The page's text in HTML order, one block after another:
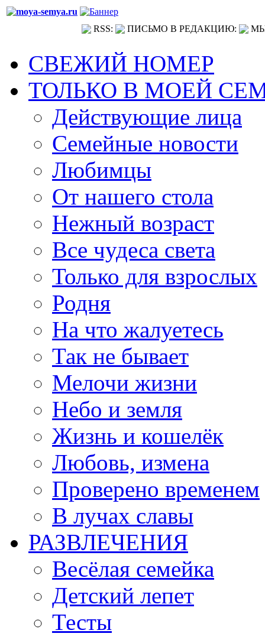
RSS: ПИСЬМО В РЕДАКЦИЮ:
СВЕЖИЙ НОМЕР
ТОЛЬКО В МОЕЙ
Действующие лица
Семейные новости
Любимцы
От нашего стола
Нежный возраст
Все чудеса света
Только для взрослых
Родня
На что жалуетесь
Так не бывает
Мелочи жизни
Небо и земля
Жизнь и кошелёк
Любовь, измена
Проверено временем
В лучах славы
РАЗВЛЕЧЕНИЯ
Весёлая семейка
Детский лепет
Тесты